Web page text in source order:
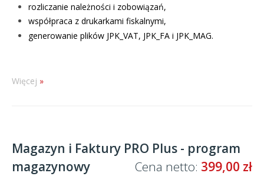
rozliczanie należności i zobowiązań,
współpraca z drukarkami fiskalnymi,
generowanie plików JPK_VAT, JPK_FA i JPK_MAG.
Więcej
Magazyn i Faktury PRO Plus - program
magazynowy
Cena netto: 399,00 zł